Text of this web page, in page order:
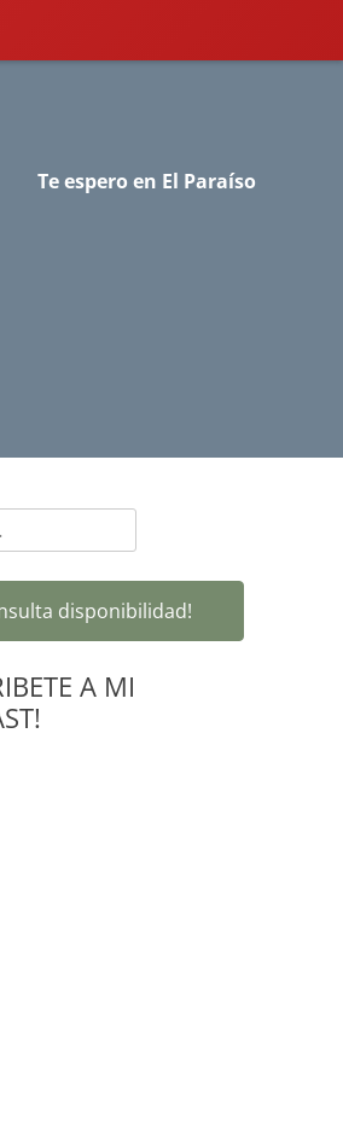
Te espero en El Paraíso
disponibilidad!
A MI